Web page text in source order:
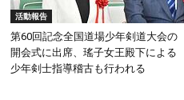
活動報告
第60回記念全国道場少年剣道大会の
開会式に出席、瑤子女王殿下による
少年剣士指導稽古も行われる